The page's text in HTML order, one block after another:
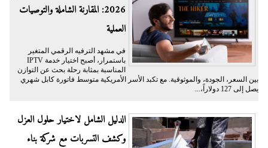
2026: المقارنة الشاملة والتوصيات
العملية
في مشهد الترفيه الرقمي المتغير
باستمرار، أصبح اختيار خدمة IPTV
المناسبة بمثابة رحلة بحث عن التوازن
بين السعر، الجودة، والموثوقية. مع تكبد الأسر الأمريكية متوسط فاتورة كابل شهري
يصل إلى 127 دولاراً،...
الدليل الشامل لاختيار حلول العزل
وكشف التسربات مع شركة بناء